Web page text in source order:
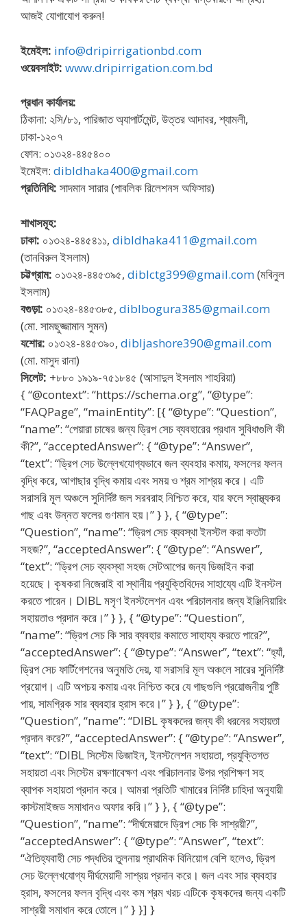
আজই যোগাযোগ করুন!
ইমেইল: info@dripirrigationbd.com
ওয়েবসাইট: www.dripirrigation.com.bd
প্রধান কার্যালয়:
ঠিকানা: ২সি/৮১, পারিজাত অ্যাপার্টমেন্ট, উত্তর আদাবর, শ্যামলী,
ঢাকা-১২০৭
ফোন: ০১৩২৪-৪৪৫৪০০
ইমেইল: dibldhaka400@gmail.com
প্রতিনিধি: সাদমান সারার (পাবলিক রিলেশনস অফিসার)
শাখাসমূহ:
ঢাকা: ০১৩২৪-৪৪৫৪১১, dibldhaka411@gmail.com
(তানবিরুল ইসলাম)
চট্টগ্রাম: ০১৩২৪-৪৪৫৩৯৫, diblctg399@gmail.com(মবিনুল
ইসলাম)
বগুড়া: ০১৩২৪-৪৪৫৩৮৫, diblbogura385@gmail.com
(মো. সামছুজ্জামান সুমন)
যশোর: ০১৩২৪-৪৪৫৩৯০, dibljashore390@gmail.com
(মো. মাসুদ রানা)
সিলেট: +৮৮০ ১৯১৯-৭৫১৮৪৫ (আসাদুল ইসলাম শাহরিয়া)
{ “@context”: “https://schema.org”, “@type”:
“FAQPage”, “mainEntity”: [{ “@type”: “Question”,
“name”: “পেয়ারা চাষের জন্য ড্রিপ সেচ ব্যবহারের প্রধান সুবিধাগুলি কী
কী?”, “acceptedAnswer”: { “@type”: “Answer”,
“text”: “ড্রিপ সেচ উল্লেখযোগ্যভাবে জল ব্যবহার কমায়, ফসলের ফলন
বৃদ্ধি করে, আগাছার বৃদ্ধি কমায় এবং সময় ও শ্রম সাশ্রয় করে। এটি
সরাসরি মূল অঞ্চলে সুনির্দিষ্ট জল সরবরাহ নিশ্চিত করে, যার ফলে স্বাস্থ্যকর
গাছ এবং উন্নত ফলের গুণমান হয়।” } }, { “@type”:
“Question”, “name”: “ড্রিপ সেচ ব্যবস্থা ইনস্টল করা কতটা
সহজ?”, “acceptedAnswer”: { “@type”: “Answer”,
“text”: “ড্রিপ সেচ ব্যবস্থা সহজ সেটআপের জন্য ডিজাইন করা
হয়েছে। কৃষকরা নিজেরাই বা স্থানীয় প্রযুক্তিবিদের সাহায্যে এটি ইনস্টল
করতে পারেন। DIBL মসৃণ ইনস্টলেশন এবং পরিচালনার জন্য ইঞ্জিনিয়ারিং
সহায়তাও প্রদান করে।” } }, { “@type”: “Question”,
“name”: “ড্রিপ সেচ কি সার ব্যবহার কমাতে সাহায্য করতে পারে?”,
“acceptedAnswer”: { “@type”: “Answer”, “text”: “হ্যাঁ,
ড্রিপ সেচ ফার্টিগেশনের অনুমতি দেয়, যা সরাসরি মূল অঞ্চলে সারের সুনির্দিষ্ট
প্রয়োগ। এটি অপচয় কমায় এবং নিশ্চিত করে যে গাছগুলি প্রয়োজনীয় পুষ্টি
পায়, সামগ্রিক সার ব্যবহার হ্রাস করে।” } }, { “@type”:
“Question”, “name”: “DIBL কৃষকদের জন্য কী ধরনের সহায়তা
প্রদান করে?”, “acceptedAnswer”: { “@type”: “Answer”,
“text”: “DIBL সিস্টেম ডিজাইন, ইনস্টলেশন সহায়তা, প্রযুক্তিগত
সহায়তা এবং সিস্টেম রক্ষণাবেক্ষণ এবং পরিচালনার উপর প্রশিক্ষণ সহ
ব্যাপক সহায়তা প্রদান করে। আমরা প্রতিটি খামারের নির্দিষ্ট চাহিদা অনুযায়ী
কাস্টমাইজড সমাধানও অফার করি।” } }, { “@type”:
“Question”, “name”: “দীর্ঘমেয়াদে ড্রিপ সেচ কি সাশ্রয়ী?”,
“acceptedAnswer”: { “@type”: “Answer”, “text”:
“ঐতিহ্যবাহী সেচ পদ্ধতির তুলনায় প্রাথমিক বিনিয়োগ বেশি হলেও, ড্রিপ
সেচ উল্লেখযোগ্য দীর্ঘমেয়াদী সাশ্রয় প্রদান করে। জল এবং সার ব্যবহার
হ্রাস, ফসলের ফলন বৃদ্ধি এবং কম শ্রম খরচ এটিকে কৃষকদের জন্য একটি
সাশ্রয়ী সমাধান করে তোলে।” } }] }